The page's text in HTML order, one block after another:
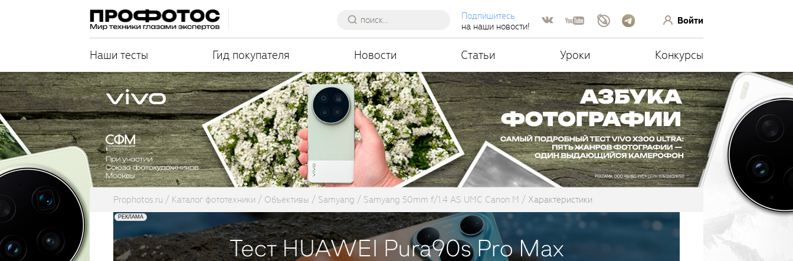
Подпишитесь
на наши новости!
Войти
Наши тесты Гид покупателя Новости Статьи Уроки Конкурсы
Prophotos.ru Каталог фототехники Объективы Samyang Samyang 50mm f/1.4 AS UMC Canon M Характеристики